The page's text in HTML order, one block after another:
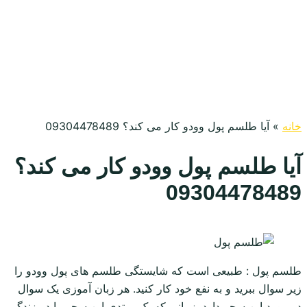
خانه » آیا طلسم پول وودو کار می کند؟ 09304478489
آیا طلسم پول وودو کار می کند؟
09304478489
طلسم پول : طبیعی است که شایستگی طلسم های پول وودو را
زیر سوال ببرید و به نفع خود کار کنید. هر زبان آموزی یک سوال